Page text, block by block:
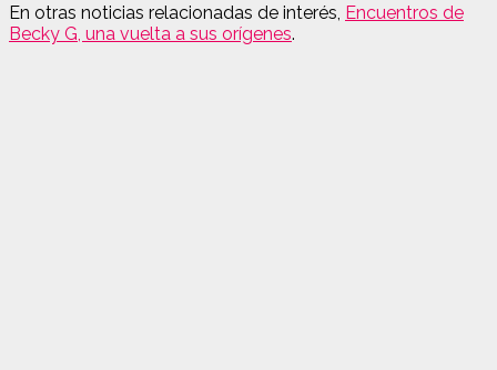
En otras noticias relacionadas de interés, Encuentros de
Becky G, una vuelta a sus orígenes.